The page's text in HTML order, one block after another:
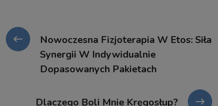
Nowoczesna Fizjoterapia W Etos: Siła
Synergii W Indywidualnie
Dopasowanych Pakietach
Dlaczego Boli Mnie Kręgosłup?